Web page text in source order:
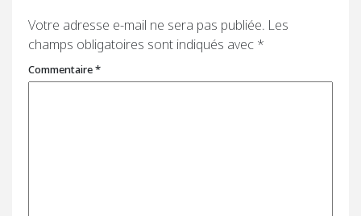
Votre adresse e-mail ne sera pas publiée. Les
champs obligatoires sont indiqués avec *
Commentaire*